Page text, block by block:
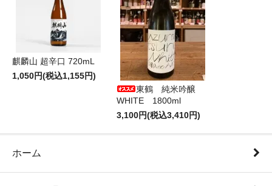
麒麟山 超辛口 720mL
1,050円(税込1,155円)
東鶴 純米吟醸
WHITE 1800ml
3,100円(税込3,410円)
ホーム